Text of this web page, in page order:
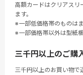
高額カードはクリアスリ
ます。
※一部低価格帯のものは
※一部価格帯以外は型紙
三千円以上のご購
三千円以上のお買い物で